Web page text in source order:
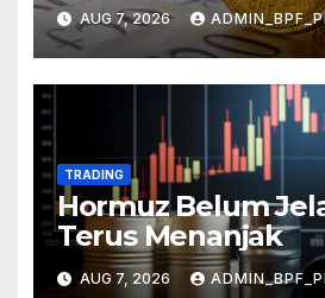
AUG 7, 2026
TRADING
Hormuz Belum
Terus Menanjak
AUG 7, 2026